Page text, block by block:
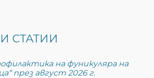
СТАТИИ
на фуникуляра на
през август 2026 г.